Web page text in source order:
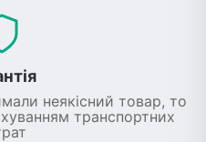
неякісний товар, то
транспортних